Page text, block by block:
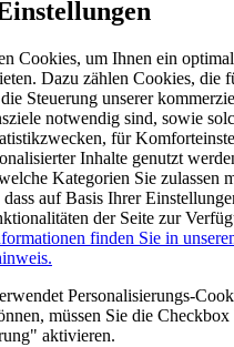
Cookies, um Ihnen ein
Dazu zählen Cookies, die
Steuerung unserer
notwendig sind, sowie
für
Inhalte genutzt
Kategorien Sie zulassen
dass auf Basis Ihrer
der Seite zur
finden Sie in
Personalisierungs-
müssen Sie die Checkbox
aktivieren.